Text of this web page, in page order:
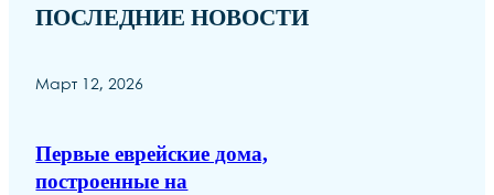
ПОСЛЕДНИЕ НОВОСТИ
Март 12, 2026
Первые еврейские дома,
построенные на